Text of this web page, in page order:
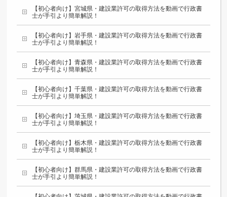
【初心者向け】宮城県・建設業許可の取得方法を動画で行政書
士が手引より簡単解説！
【初心者向け】岩手県・建設業許可の取得方法を動画で行政書
士が手引より簡単解説！
【初心者向け】青森県・建設業許可の取得方法を動画で行政書
士が手引より簡単解説！
【初心者向け】千葉県・建設業許可の取得方法を動画で行政書
士が手引より簡単解説！
【初心者向け】埼玉県・建設業許可の取得方法を動画で行政書
士が手引より簡単解説！
【初心者向け】栃木県・建設業許可の取得方法を動画で行政書
士が手引より簡単解説！
【初心者向け】群馬県・建設業許可の取得方法を動画で行政書
士が手引より簡単解説！